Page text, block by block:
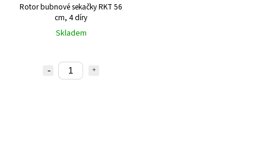
Rotor bubnové sekačky RKT 56
cm, 4 díry
Skladem